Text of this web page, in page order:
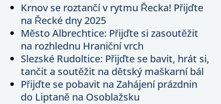
Krnov se roztančí v rytmu Řecka! Přijďte
na Řecké dny 2025
Město Albrechtice: Přijďte si zasoutěžit
na rozhlednu Hraniční vrch
Slezské Rudoltice: Přijďte se bavit, hrát si,
tančit a soutěžit na dětský maškarní bál
Přijďte se pobavit na Zahájení prázdnin
do Liptaně na Osoblažsku